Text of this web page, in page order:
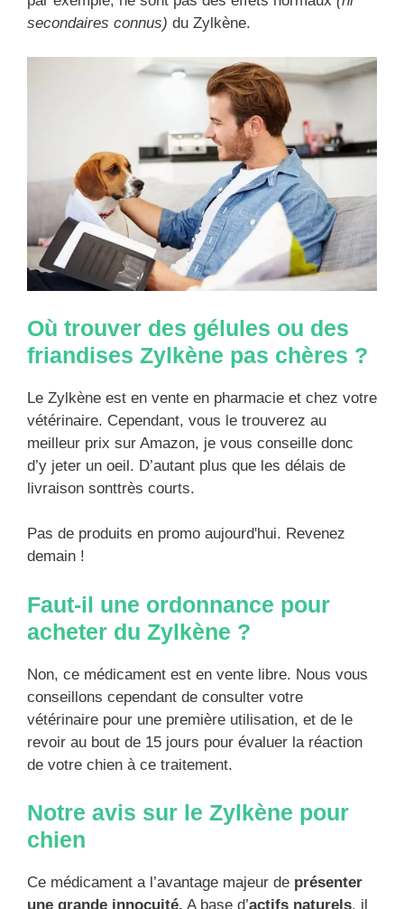
secondaires connus) du Zylkène.
Où trouver des gélules ou des
friandises Zylkène pas chères ?
Le Zylkène est en vente en pharmacie et chez votre
vétérinaire. Cependant, vous le trouverez au
meilleur prix sur Amazon, je vous conseille donc
d’y jeter un oeil. D’autant plus que les délais de
livraison sonttrès courts.
Pas de produits en promo aujourd'hui. Revenez
demain !
Faut-il une ordonnance pour
acheter du Zylkène ?
Non, ce médicament est en vente libre. Nous vous
conseillons cependant de consulter votre
vétérinaire pour une première utilisation, et de le
revoir au bout de 15 jours pour évaluer la réaction
de votre chien à ce traitement.
Notre avis sur le Zylkène pour
chien
Ce médicament a l’avantage majeur de présenter
une grande innocuité. A base d’actifs naturels, il